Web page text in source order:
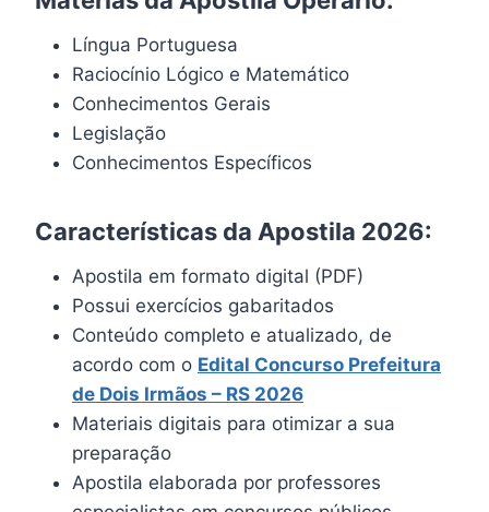
Língua Portuguesa
Raciocínio Lógico e Matemático
Conhecimentos Gerais
Legislação
Conhecimentos Específicos
Características da Apostila 2026:
Apostila em formato digital (PDF)
Possui exercícios gabaritados
Conteúdo completo e atualizado, de
acordo com o Edital Concurso Prefeitura
de Dois Irmãos – RS 2026
Materiais digitais para otimizar a sua
preparação
Apostila elaborada por professores